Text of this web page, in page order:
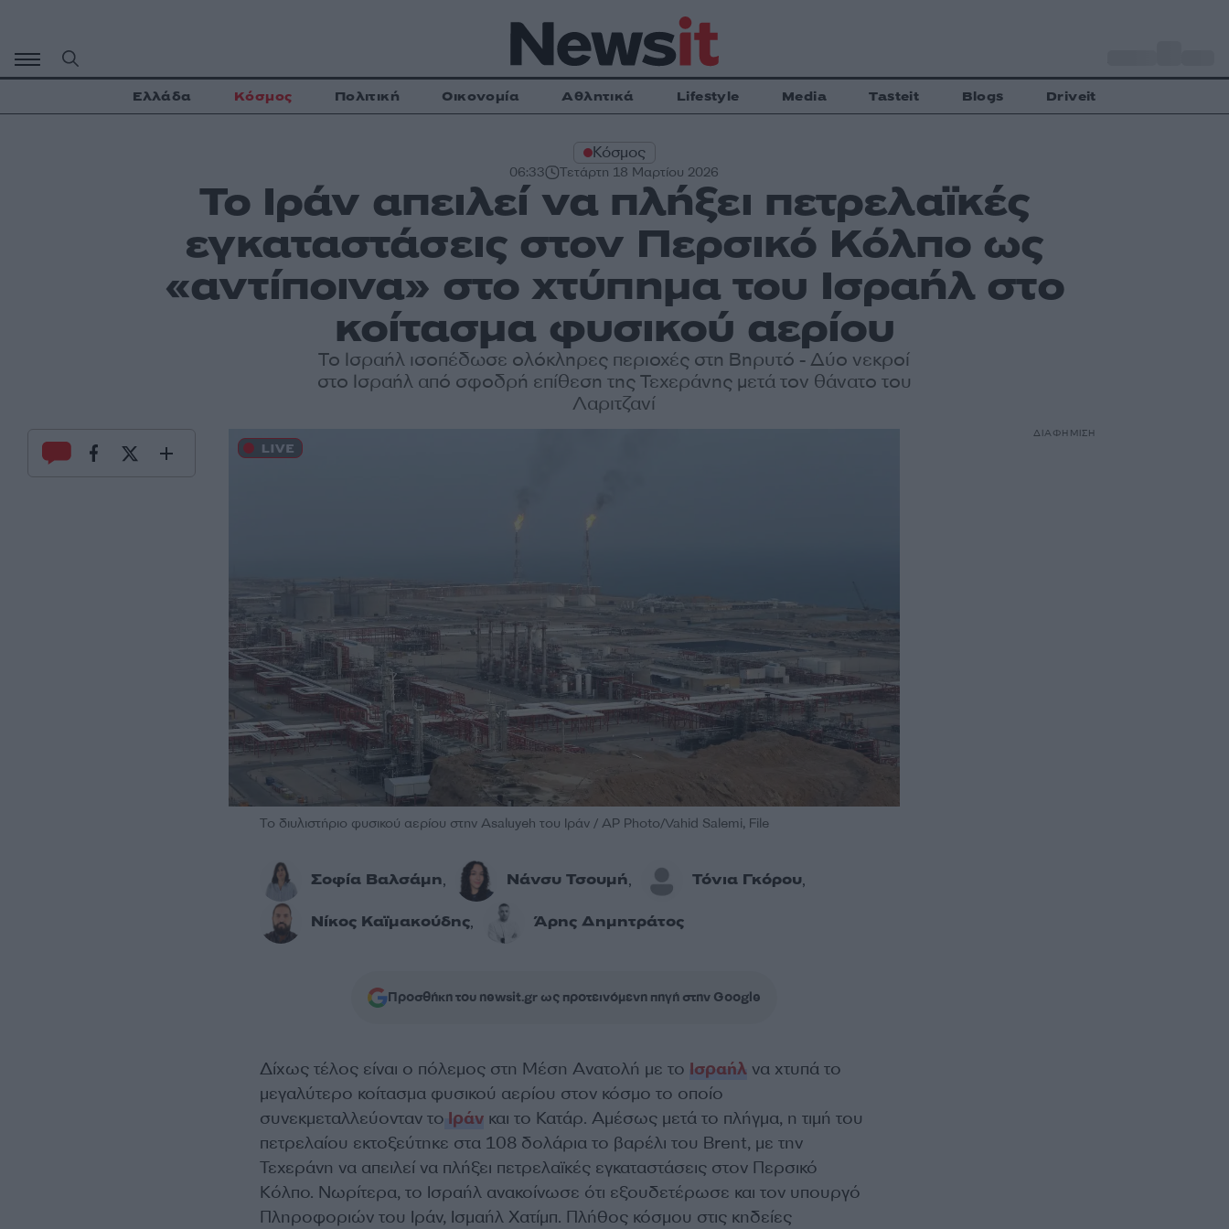
περιεχόμενο
Ελλάδα Κόσμος Πολιτική Οικονομία Αθλητικά Lifestyle Media Tasteit Blogs Driveit
Κόσμος
06:33 Τετάρτη 18 Μαρτίου 2026
Το Ιράν απειλεί να πλήξει πετρελαϊκές
εγκαταστάσεις στον Περσικό Κόλπο ως
«αντίποινα» στο χτύπημα του Ισραήλ στο
κοίτασμα φυσικού αερίου
Το Ισραήλ ισοπέδωσε ολόκληρες περιοχές στη Βηρυτό - Δύο νεκροί
στο Ισραήλ από σφοδρή επίθεση της Τεχεράνης μετά τον θάνατο του
Λαριτζανί
Το διυλιστήριο φυσικού αερίου στην Asaluyeh του Ιράν / AP Photo/Vahid Salemi, File
Σοφία Βαλσάμη, Νάνσυ Τσουμή, Τόνια Γκόρου,
Νίκος Καϊμακούδης, Άρης Δημητράτος
Προσθήκη του newsit.gr ως προτεινόμενη πηγή στην Google
Δίχως τέλος είναι ο πόλεμος στη Μέση Ανατολή με το Ισραήλνα χτυπά το
μεγαλύτερο κοίτασμα φυσικού αερίου στον κόσμο το οποίο
συνεκμεταλλεύονταν το Ιράνκαι το Κατάρ. Αμέσως μετά το πλήγμα, η τιμή του
πετρελαίου εκτοξεύτηκε στα 108 δολάρια το βαρέλι του Brent, με την
Τεχεράνη να απειλεί να πλήξει πετρελαϊκές εγκαταστάσεις στον Περσικό
Κόλπο. Νωρίτερα, το Ισραήλ ανακοίνωσε ότι εξουδετέρωσε και τον υπουργό
Πληροφοριών του Ιράν, Ισμαήλ Χατίμπ. Πλήθος κόσμου στις κηδείες
ΔΙΑΦΗΜΙΣΗ